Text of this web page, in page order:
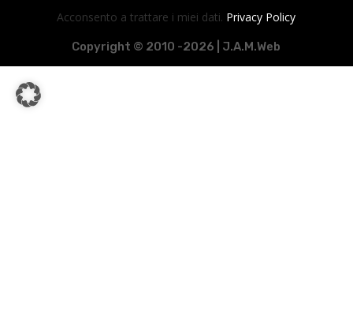
Acconsento a trattare i miei dati. Privacy Policy
Copyright © 2010 -2026 | J.A.M.Web